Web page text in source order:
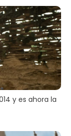
y es ahora la